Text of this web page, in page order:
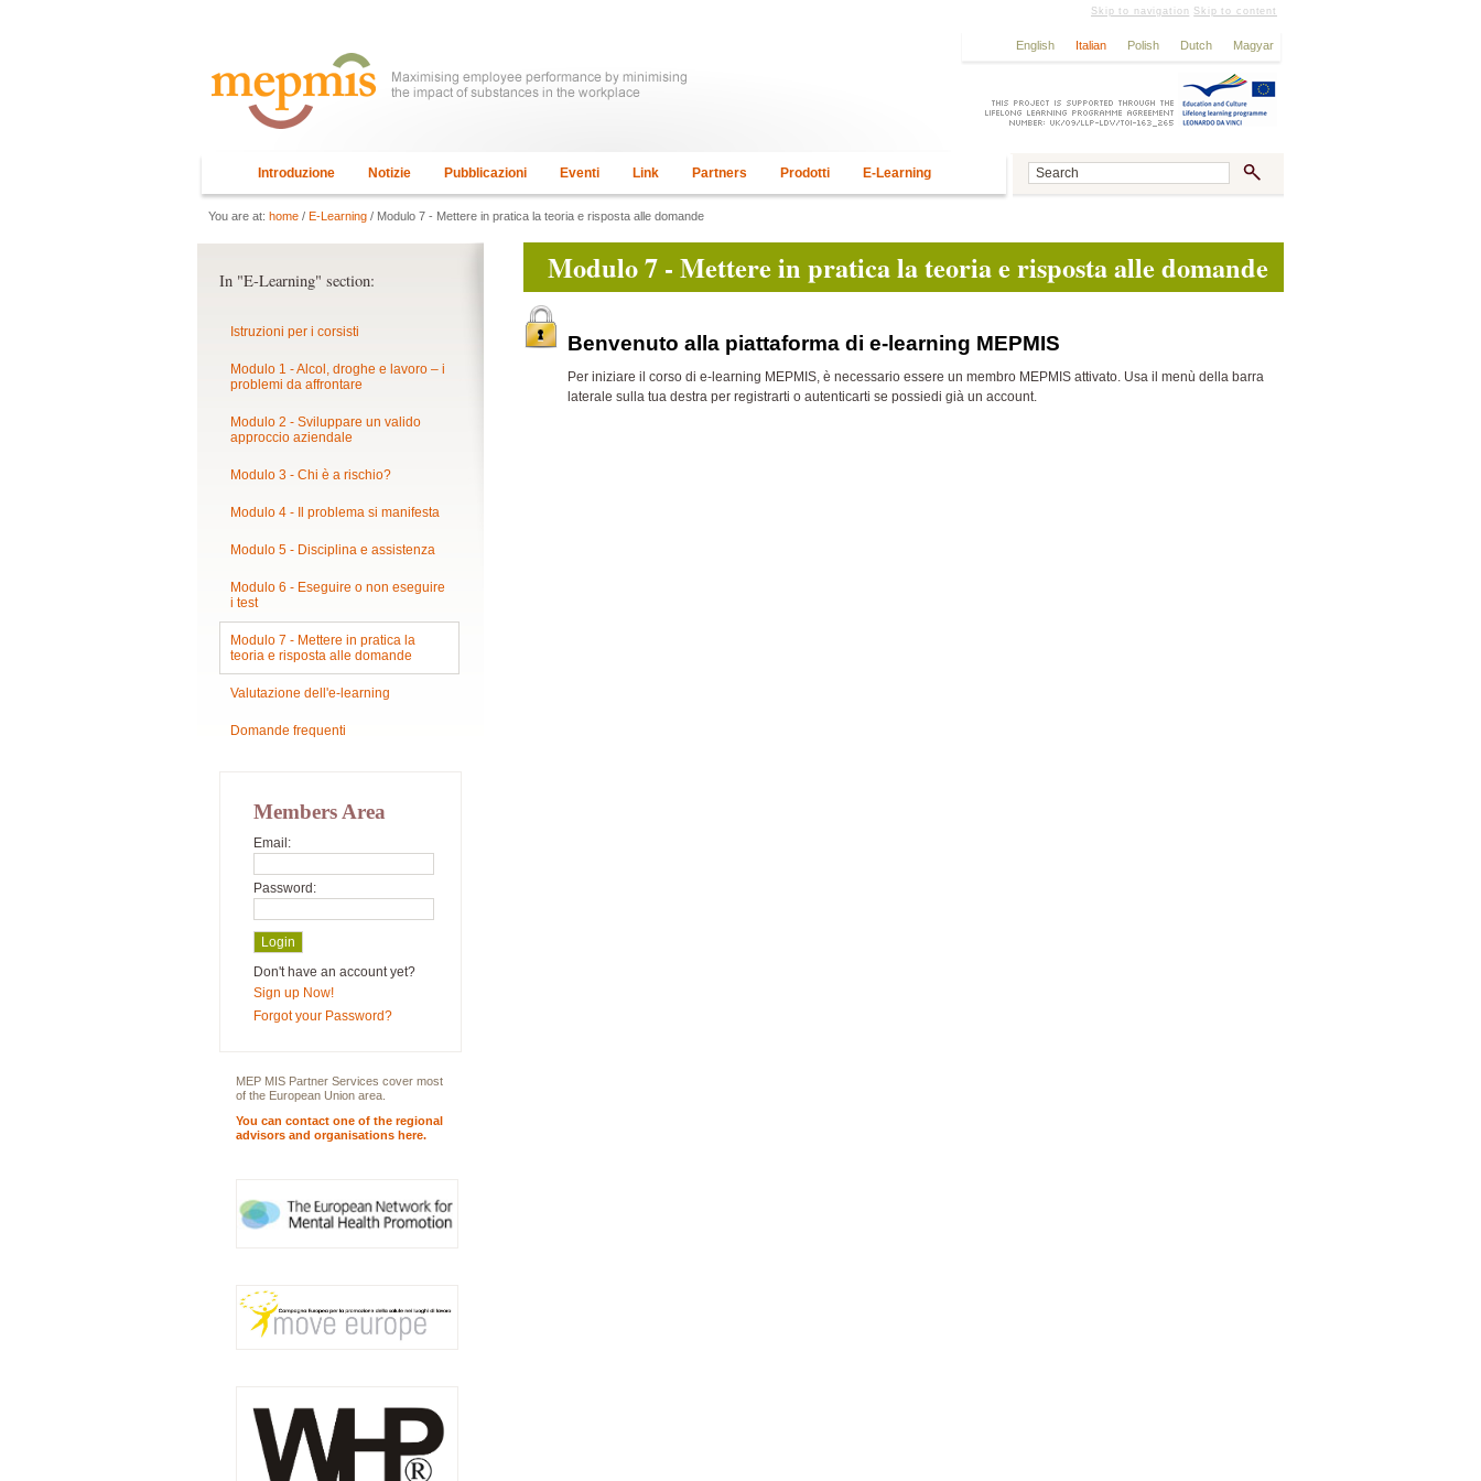
Skip to navigation Skip to content
English Italian Polish Dutch Magyar
Introduzione Notizie Pubblicazioni Eventi Link Partners Prodotti E-Learning
You are at: home / E-Learning / Modulo 7 - Mettere in pratica la teoria e risposta alle domande
Modulo 7 - Mettere in pratica la teoria e risposta alle domande
Benvenuto alla piattaforma di e-learning MEPMIS
Per iniziare il corso di e-learning MEPMIS, è necessario essere un membro MEPMIS attivato. Usa il menù della barra
laterale sulla tua destra per registrarti o autenticarti se possiedi già un account.
In "E-Learning" section:
Istruzioni per i corsisti
Modulo 1 - Alcol, droghe e lavoro – i
problemi da affrontare
Modulo 2 - Sviluppare un valido
approccio aziendale
Modulo 3 - Chi è a rischio?
Modulo 4 - Il problema si manifesta
Modulo 5 - Disciplina e assistenza
Modulo 6 - Eseguire o non eseguire
i test
Modulo 7 - Mettere in pratica la
teoria e risposta alle domande
Valutazione dell'e-learning
Domande frequenti
Members Area
Email:
Password:
Don't have an account yet?
Sign up Now!
Forgot your Password?
MEP MIS Partner Services cover most
of the European Union area.
You can contact one of the regional
advisors and organisations here.